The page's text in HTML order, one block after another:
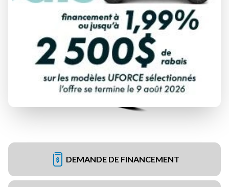
DEMANDE DE FINANCEMENT